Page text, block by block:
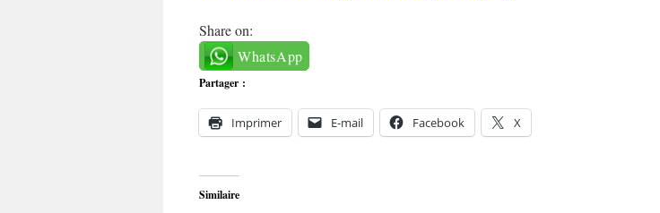
Share on:
WhatsApp
Partager :
Imprimer E-mail Facebook X
Similaire